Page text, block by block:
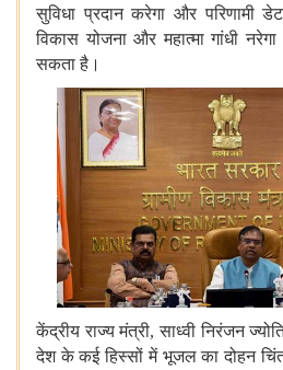
सुविधा प्रदान करेगा और परिणामी
विकास योजना और महात्मा गांधी नरेगा
सकता है।
केंद्रीय राज्य मंत्री,साध्वी निरंजन
देश के कई हिस्सों में भूजल का दोहन